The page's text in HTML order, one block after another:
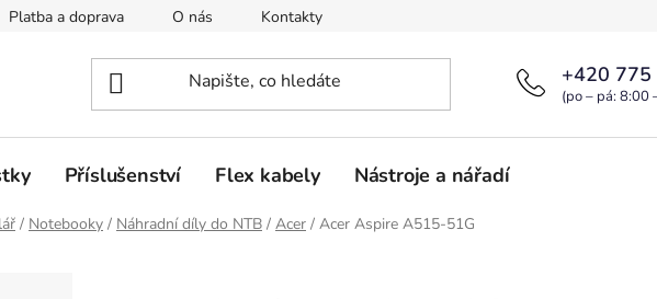
Platba a doprava O nás Kontakty
+420
(po – pá: 8:00
Příslušenství Flex kabely Nástroje a nářadí
/ Notebooky / Náhradní díly do NTB / Acer / Acer Aspire A515-51G